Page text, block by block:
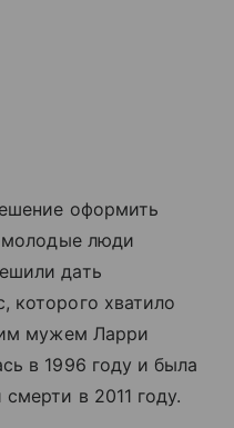
оформить
молодые люди
дать
которого хватило
мужем Ларри
в 1996 году и была
в 2011 году.